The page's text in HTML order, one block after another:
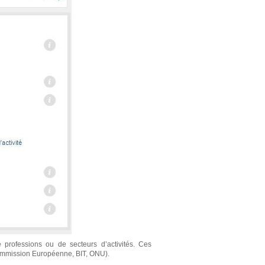
ou de secteurs d’activités. Ces
Européenne, BIT, ONU).